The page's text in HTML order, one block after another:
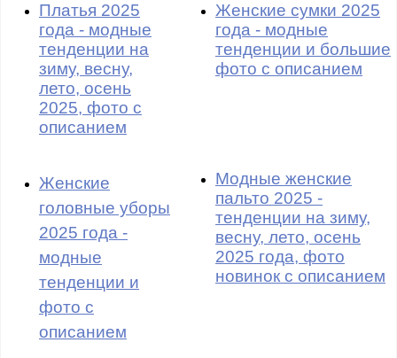
Платья 2025
года - модные
тенденции на
зиму, весну,
лето, осень
2025, фото с
описанием
Женские сумки 2025
года - модные
тенденции и большие
фото с описанием
Женские
головные уборы
2025 года -
модные
тенденции и
фото с
описанием
Модные женские
пальто 2025 -
тенденции на зиму,
весну, лето, осень
2025 года, фото
новинок с описанием